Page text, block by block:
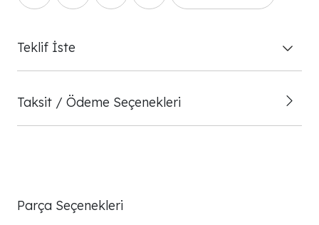
Teklif İste
Taksit / Ödeme Seçenekleri
Parça Seçenekleri